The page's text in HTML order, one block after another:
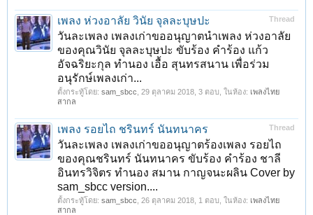
Thread
เพลง ห่วงอาลัย วินัย จุลละบุษปะ
วันละเพลง เพลงเก่าขออนุญาตนำเพลง ห่วงอาลัย
ของคุณวินัย จุลละบุษปะ ขับร้อง คำร้อง แก้ว
อัจฉริยะกุล ทำนอง เอื้อ สุนทรสนาน เพื่อร่วม
อนุรักษ์เพลงเก่า...
ตั้งกระทู้โดย: sam_sbcc 29 ตุลาคม 2018 , 3 ตอบ, ในห้อง: เพลงไทย
สากล
Thread
เพลง รอยไถ ชรินทร์ นันทนาคร
วันละเพลง เพลงเก่าขออนุญาตร้องเพลง รอยไถ
ของคุณชรินทร์ นันทนาคร ขับร้อง คำร้อง ชาลี
อินทรวิจิตร ทำนอง สมาน กาญจนะผลิน Cover by
sam_sbcc version....
ตั้งกระทู้โดย: sam_sbcc 26 ตุลาคม 2018 , 1 ตอบ, ในห้อง: เพลงไทย
สากล